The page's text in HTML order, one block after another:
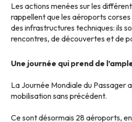
Les actions menées sur les
rappellent que les aéroports
des infrastructures techniques: ils
rencontres, de découvertes et de
Une journée qui prend de
La Journée Mondiale du Passager
mobilisation sans précédent.
Ce sont désormais 28 aéroports,